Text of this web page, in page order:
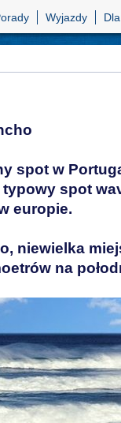
Wyjazdy
spot w
typowy spot
europie.
niewielka
na